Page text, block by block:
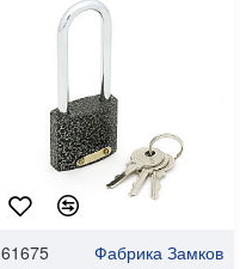
61675 Фабрика Замков